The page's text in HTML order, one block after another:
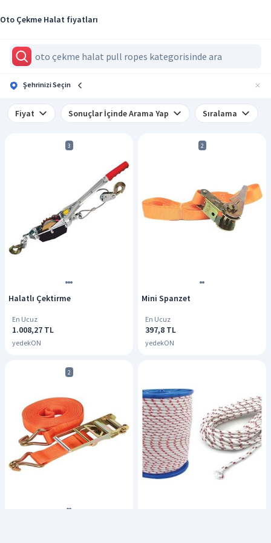
Oto Çekme Halat fiyatları
Şehrinizi Seçin
Fiyat Sonuçlar İçinde Arama Yap Sıralama
3
Halatlı Çektirme
En Ucuz
1.008,27 TL
yedekON
2
Mini Spanzet
En Ucuz
397,8 TL
yedekON
2